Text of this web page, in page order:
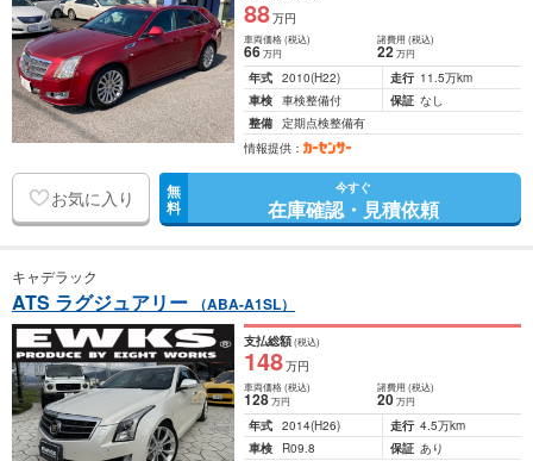
88万円
車両価格(税込)
66万円
諸費用 (税込)
22 万円
年式 2010(H22) 走行 11.5万km
車検 車検整備付 保証 なし
整備 定期点検整備有
情報提供：
お気に入り 無
料
今すぐ
在庫確認・見積依頼
キャデラック
ATS ラグジュアリー （ABA-A1SL）
支払総額(税込)
148万円
車両価格(税込)
128万円
諸費用 (税込)
20 万円
年式 2014(H26) 走行 4.5万km
車検
R09.8 保証 あり